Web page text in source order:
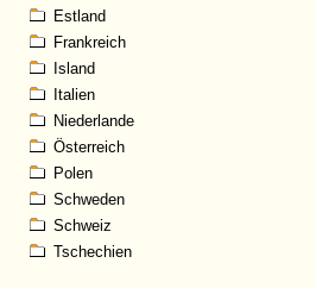
Estland
Frankreich
Island
Italien
Niederlande
Österreich
Polen
Schweden
Schweiz
Tschechien